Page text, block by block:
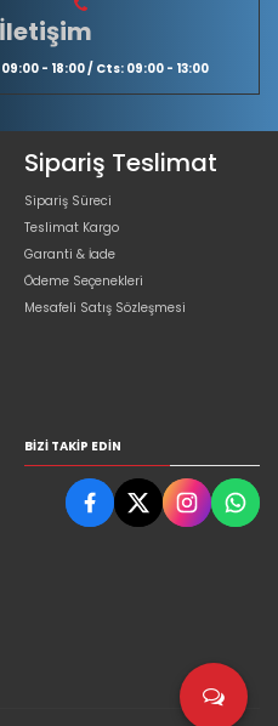
- 18:00 / Cts: 09:00 - 13:00
Sipariş Teslimat
Sipariş Süreci
Teslimat Kargo
Garanti & İade
Ödeme Seçenekleri
Mesafeli Satış Sözleşmesi
BIZI TAKIP EDIN